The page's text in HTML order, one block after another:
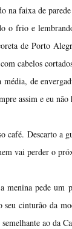
na faixa de
frio e
de Porto
cabelos
de
assim e eu não
café. Descarto a
vai perder o
pede um
cinturão da
ao da